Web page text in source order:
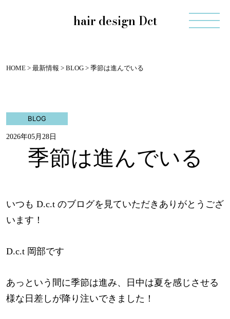
hair design Dct
HOME > 最新情報 > BLOG > 季節は進んでいる
BLOG
2026年05月28日
季節は進んでいる
いつも D.c.t のブログを見ていただきありがとうござ
います！
D.c.t 岡部です
あっという間に季節は進み、日中は夏を感じさせる
様な日差しが降り注いできました！